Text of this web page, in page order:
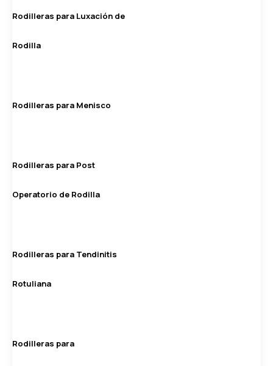
Rodilleras para Luxación de
Rodilla
Rodilleras para Menisco
Rodilleras para Post
Operatorio de Rodilla
Rodilleras para Tendinitis
Rotuliana
Rodilleras para